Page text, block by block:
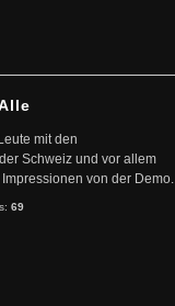
mit den
Schweiz und vor allem
von der Demo.
69